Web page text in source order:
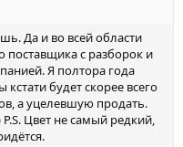
Да и во всей области
с разборок и
Я полтора года
будет скорее всего
а уцелевшую продать.
Цвет не самый редкий,